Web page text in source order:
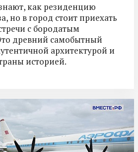
как резиденцию
но в город стоит приехать
с бородатым
древний самобытный
архитектурой и
историей.